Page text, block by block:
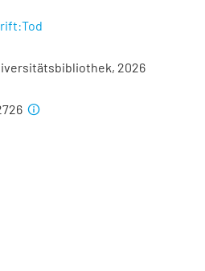
2026